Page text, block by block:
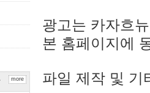
more
광고는 카자흐
본 홈페이지에
파일 제작 및 기